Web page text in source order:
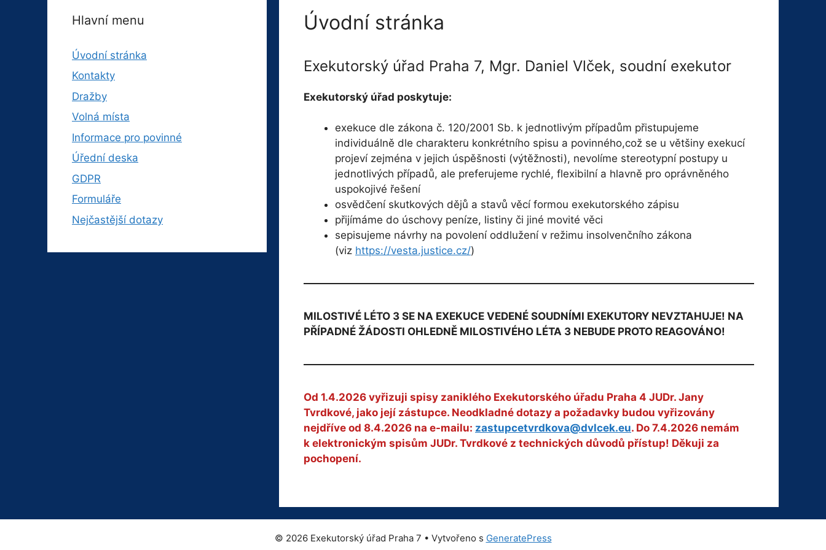
Úvodní stránka
Exekutorský úřad Praha 7, Mgr. Daniel Vlček, soudní exekutor
Exekutorský úřad poskytuje:
exekuce dle zákona č. 120/2001 Sb. k jednotlivým případům přistupujeme
individuálně dle charakteru konkrétního spisu a povinného,což se u většiny exekucí
projeví zejména v jejich úspěšnosti (výtěžnosti), nevolíme stereotypní postupy u
jednotlivých případů, ale preferujeme rychlé, flexibilní a hlavně pro oprávněného
uspokojivé řešení
osvědčení skutkových dějů a stavů věcí formou exekutorského zápisu
přijímáme do úschovy peníze, listiny či jiné movité věci
sepisujeme návrhy na povolení oddlužení v režimu insolvenčního zákona
(viz https://vesta.justice.cz/)
MILOSTIVÉ LÉTO 3 SE NA EXEKUCE VEDENÉ SOUDNÍMI EXEKUTORY NEVZTAHUJE! NA
PŘÍPADNÉ ŽÁDOSTI OHLEDNĚ MILOSTIVÉHO LÉTA 3 NEBUDE PROTO REAGOVÁNO!
Od 1.4.2026 vyřizuji spisy zaniklého Exekutorského úřadu Praha 4 JUDr. Jany
Tvrdkové, jako její zástupce. Neodkladné dotazy a požadavky budou vyřizovány
nejdříve od 8.4.2026 na e-mailu: zastupcetvrdkova@dvlcek.eu. Do 7.4.2026 nemám
k elektronickým spisům JUDr. Tvrdkové z technických důvodů přístup! Děkuji za
pochopení.
Hlavní menu
Úvodní stránka
Kontakty
Dražby
Volná místa
Informace pro povinné
Úřední deska
GDPR
Formuláře
Nejčastější dotazy
© 2026 Exekutorský úřad Praha 7 • Vytvořeno s GeneratePress